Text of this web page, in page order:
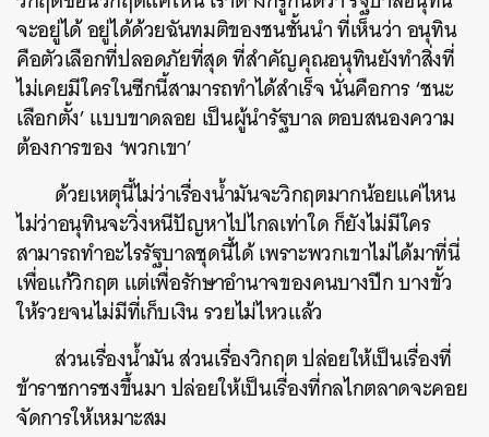
จะอยู่ได้ อยู่ได้ด้วยฉันทมติของชนชั้นนำ ที่เห็นว่า อนุทิน
คือตัวเลือกที่ปลอดภัยที่สุด ที่สำคัญคุณอนุทินยังทำสิ่งที่
ไม่เคยมีใครในซีกนี้สามารถทำได้สำเร็จ นั่นคือการ ‘ชนะ
เลือกตั้ง’ แบบขาดลอย เป็นผู้นำรัฐบาล ตอบสนองความ
ต้องการของ ‘พวกเขา’
ด้วยเหตุนี้ไม่ว่าเรื่องน้ำมันจะวิกฤตมากน้อยแค่ไหน
ไม่ว่าอนุทินจะวิ่งหนีปัญหาไปไกลเท่าใด ก็ยังไม่มีใคร
สามารถทำอะไรรัฐบาลชุดนี้ได้ เพราะพวกเขาไม่ได้มาที่นี่
เพื่อแก้วิกฤต แต่เพื่อรักษาอำนาจของคนบางปีก บางขั้ว
ให้รวยจนไม่มีที่เก็บเงิน รวยไม่ไหวแล้ว
ส่วนเรื่องน้ำมัน ส่วนเรื่องวิกฤต ปล่อยให้เป็นเรื่องที่
ข้าราชการชงขึ้นมา ปล่อยให้เป็นเรื่องที่กลไกตลาดจะคอย
จัดการให้เหมาะสม